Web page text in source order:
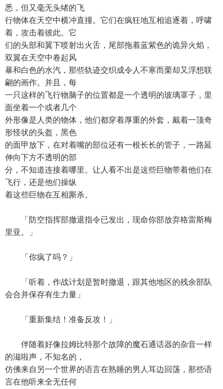
悉，但又毫无头绪的飞
行物体在天空中横冲直撞。它们在疯狂地互相追逐着，呼啸
着，攻击着彼此。它
们的头部和翼下喷射出火舌，尾部拖着蓝紫色的诡异火焰，
双翼在天空中卷起风
暴和白色的水汽，那些轨迹交织成令人不寒而栗却又浮想联
翩的画作。并且，每
一只这样的飞行物脑子的位置都是一个透明的玻璃罩子，里
面坐着一个或者几个
外形像是人类的物体，他们都穿着厚重的外套，戴着一顶奇
形怪状的头盔，黑色
的面甲放下，在对着嘴的部位还有一根长长的管子，一路延
伸向下方不透明的部
分，不知道连接着哪里。让人看不出是这些巨物带着他们在
飞行，还是他们操纵
着这些巨物在互相厮杀。
「防空指挥部撤退指令已发出，现命你部放弃格雷斯梅
里亚。」
「你疯了吗？」
「听着，作战计划是暂时撤退，跟其他地区的残余部队
会合并保存有生力量」
「重新集结！准备反攻！」
伴随着好像拉姆比特那个故障的魔石通话器的杂音一样
的滋啦声，不知名的，
仿佛来自另一个世界的语言在熟睡的男人耳边回荡，那些语
言在他听来全无任何